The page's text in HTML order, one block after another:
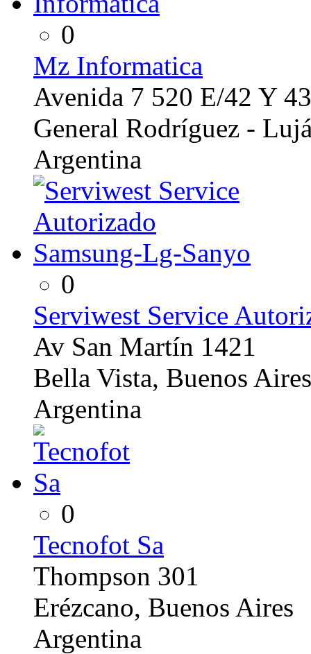
0
Mz Informatica
Avenida 7 520 E/42 Y 43
General Rodríguez -
Argentina
0
Serviwest Service
Av San Martín 1421
Bella Vista, Buenos Aires
Argentina
0
Tecnofot Sa
Thompson 301
Erézcano, Buenos Aires
Argentina